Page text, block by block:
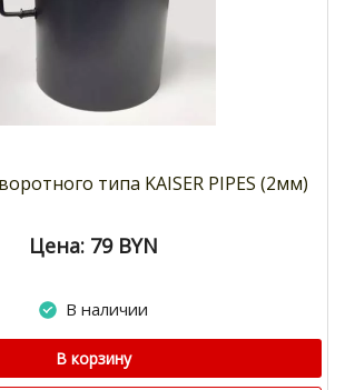
типа KAISER PIPES (2мм)
Цена: 79 BYN
В наличии
В корзину